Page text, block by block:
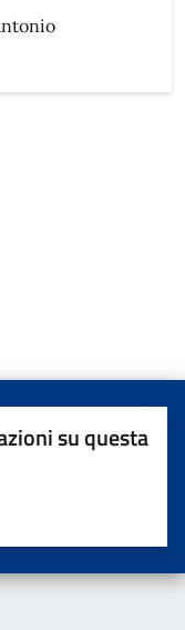
su questa